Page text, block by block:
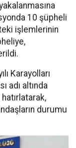
10 şüpheli
işlemlerinin
Karayolları
adı altında
hatırlatarak,
durumu